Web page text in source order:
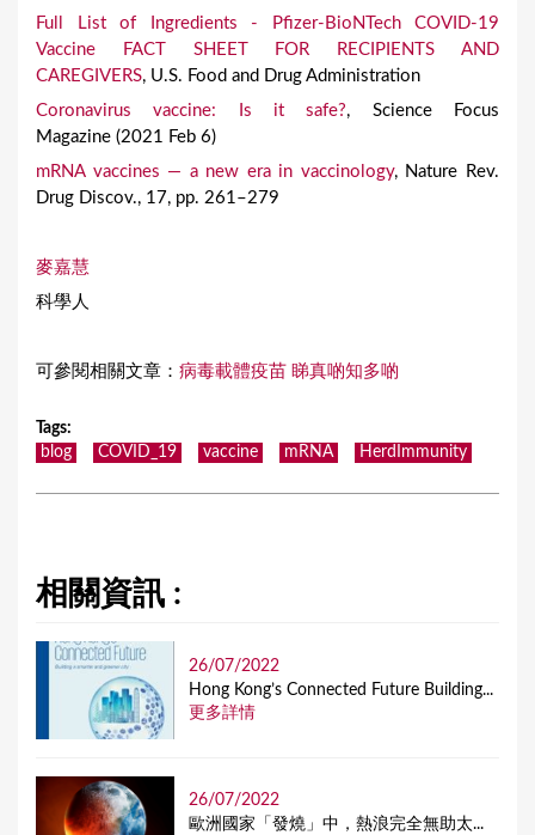
Full List of Ingredients - Pfizer-BioNTech COVID-19
Vaccine FACT SHEET FOR RECIPIENTS AND
CAREGIVERS, U.S. Food and Drug Administration
Coronavirus vaccine: Is it safe?, Science Focus
Magazine (2021 Feb 6)
mRNA vaccines — a new era in vaccinology, Nature Rev.
Drug Discov., 17, pp. 261–279
麥嘉慧
科學人
可參閱相關文章： 病毒載體疫苗 睇真啲知多啲
Tags:
blog
COVID_19 vaccine mRNA HerdImmunity
相關資訊 :
26/07/2022
Hong Kong’s Connected Future Building...
更多詳情
26/07/2022
歐洲國家「發燒」中，熱浪完全無助太...